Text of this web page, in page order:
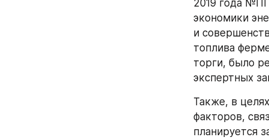
2019 года
экономики
и
топлива
торги, было
экспертных
Также, в
факторов,
планируется